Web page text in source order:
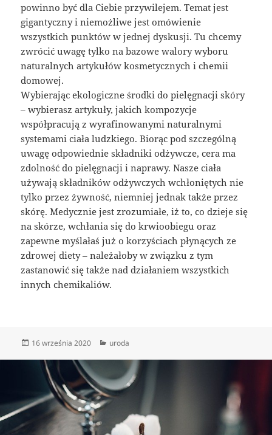
powinno być dla Ciebie przywilejem. Temat jest
gigantyczny i niemożliwe jest omówienie
wszystkich punktów w jednej dyskusji. Tu chcemy
zwrócić uwagę tylko na bazowe walory wyboru
naturalnych artykułów kosmetycznych i chemii
domowej.
Wybierając ekologiczne środki do pielęgnacji skóry
– wybierasz artykuły, jakich kompozycje
współpracują z wyrafinowanymi naturalnymi
systemami ciała ludzkiego. Biorąc pod szczególną
uwagę odpowiednie składniki odżywcze, cera ma
zdolność do pielęgnacji i naprawy. Nasze ciała
używają składników odżywczych wchłoniętych nie
tylko przez żywność, niemniej jednak także przez
skórę. Medycznie jest zrozumiałe, iż to, co dzieje się
na skórze, wchłania się do krwioobiegu oraz
zapewne myślałaś już o korzyściach płynących ze
zdrowej diety – należałoby w związku z tym
zastanowić się także nad działaniem wszystkich
innych chemikaliów.
Data
16 września 2020 Kategorie
uroda